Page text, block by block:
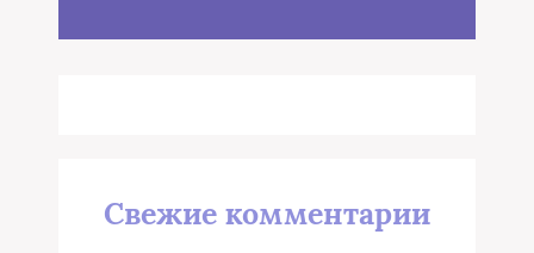
Свежие комментарии